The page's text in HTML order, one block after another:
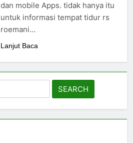
dan mobile Apps. tidak hanya itu
untuk informasi tempat tidur rs
roemani…
Lanjut Baca